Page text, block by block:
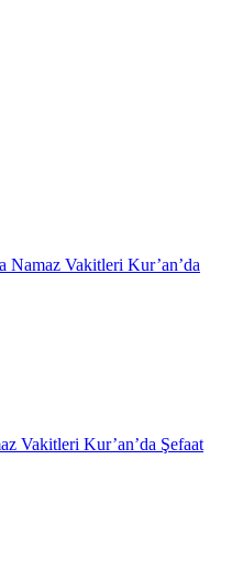
Namaz Vakitleri Kur’an’da
Vakitleri Kur’an’da Şefaat